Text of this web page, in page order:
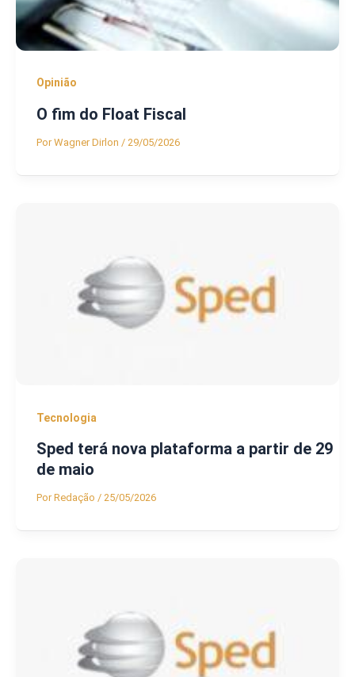
Opinião
O fim do Float Fiscal
PorWagner Dirlon / 29/05/2026
Tecnologia
Sped terá nova plataforma a partir de 29
de maio
PorRedação / 25/05/2026